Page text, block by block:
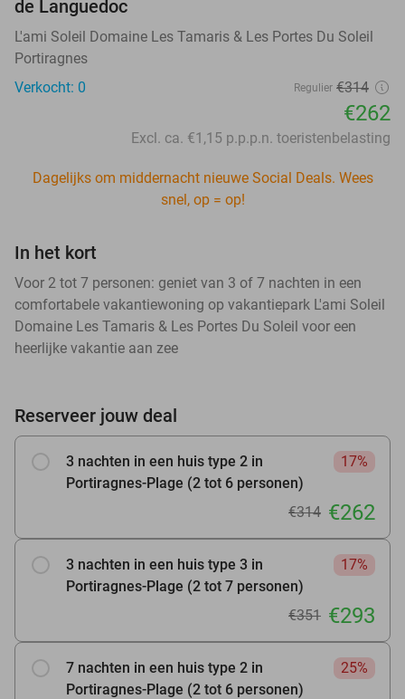
de Languedoc
L'ami Soleil Domaine Les Tamaris & Les Portes Du Soleil
Portiragnes
Verkocht: 0
Regulier €314
€262
Excl. ca. €1,15 p.p.p.n. toeristenbelasting
Dagelijks om middernacht nieuwe Social Deals. Wees
snel, op = op!
In het kort
Voor 2 tot 7 personen: geniet van 3 of 7 nachten in een
comfortabele vakantiewoning op vakantiepark L'ami Soleil
Domaine Les Tamaris & Les Portes Du Soleil voor een
heerlijke vakantie aan zee
Reserveer jouw deal
3 nachten in een huis type 2 in
Portiragnes-Plage (2 tot 6 personen)
17%
€314 €262
3 nachten in een huis type 3 in
Portiragnes-Plage (2 tot 7 personen)
17%
€351 €293
7 nachten in een huis type 2 in
Portiragnes-Plage (2 tot 6 personen)
25%